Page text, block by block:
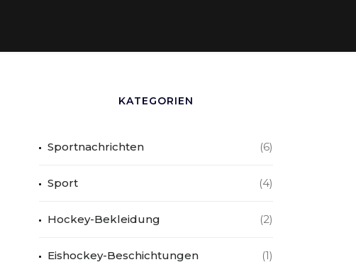
KATEGORIEN
Sportnachrichten (6)
Sport (4)
Hockey-Bekleidung (2)
Eishockey-Beschichtungen (1)